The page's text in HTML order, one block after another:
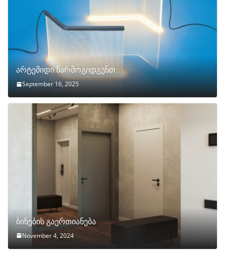
არტემიდი წარმოგიდგენთ
September 16, 2025
ბინების გაერთიანება
November 4, 2024